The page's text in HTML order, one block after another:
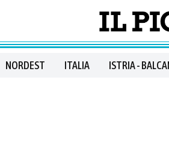
NORDEST ITALIA ISTRIA -